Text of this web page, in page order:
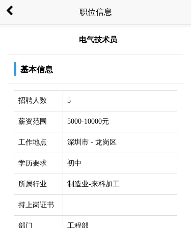
职位信息
电气技术员
基本信息
招聘人数 5
薪资范围 5000-10000元
工作地点 深圳市 - 龙岗区
学历要求 初中
所属行业 制造业-来料加工
持上岗证书
部门 工程部